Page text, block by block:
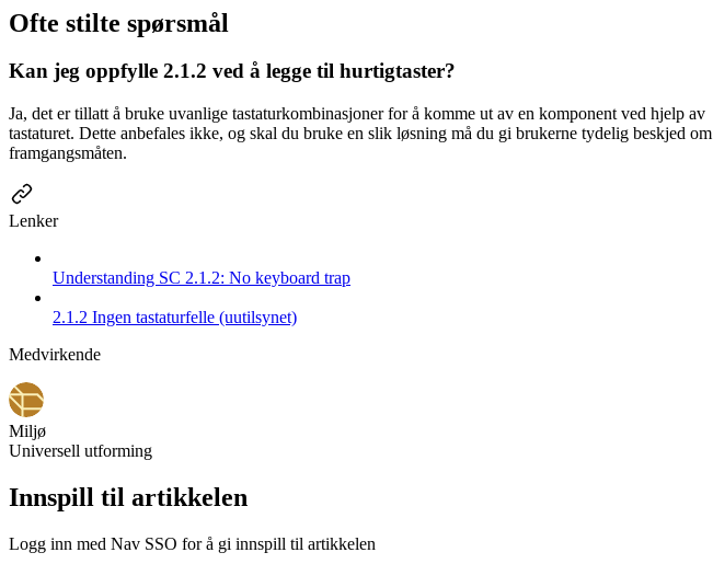
Ofte stilte spørsmål
Kan jeg oppfylle 2.1.2 ved å legge til hurtigtaster?
Ja, det er tillatt å bruke uvanlige tastaturkombinasjoner for å komme ut av en komponent ved hjelp av
tastaturet. Dette anbefales ikke, og skal du bruke en slik løsning må du gi brukerne tydelig beskjed om
framgangsmåten.
Lenker
Understanding SC 2.1.2: No keyboard trap
2.1.2 Ingen tastaturfelle (uutilsynet)
Medvirkende
Miljø
Universell utforming
Innspill til artikkelen
Logg inn med Nav SSO for å gi innspill til artikkelen